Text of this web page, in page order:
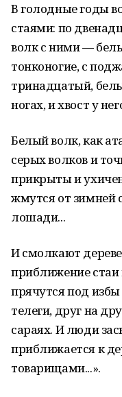
В голодные годы
стаями: по
волк с ними —
тонконогие, с
тринадцатый,
ногах, и хвост у
Белый волк, как
серых волков и
прикрыты и
жмутся от зимней
лошади...
И смолкают
приближение стаи
прячутся под
телеги, друг на
сараях. И люди
приближается к
товарищами...».